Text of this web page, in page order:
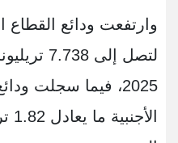
وارتفعت ودائع القطاع
لتصل إلى
2025، فيما سجلت